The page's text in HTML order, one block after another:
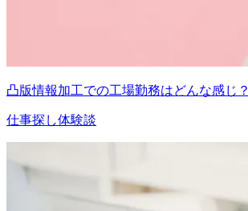
凸版情報加工での工場勤務はどんな感じ？
仕事探し体験談